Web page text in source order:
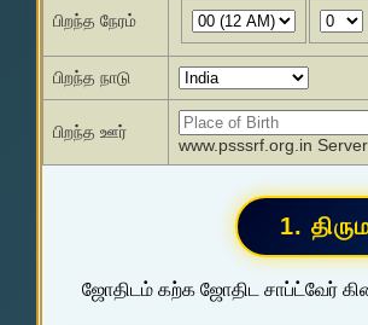
பிறந்த நேரம்
பிறந்த நாடு
பிறந்த ஊர்
www.psssrf.org.in Server
ஜோதிடம் கற்க ஜோதிட சாப்ட்வேர்